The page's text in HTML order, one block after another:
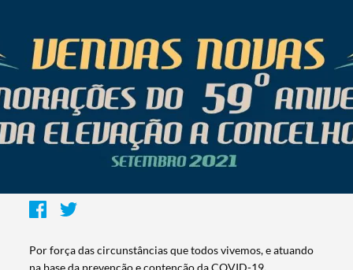
Por força das circunstâncias que todos vivemos, e atuando
na base da prevenção e contenção da COVID-19,